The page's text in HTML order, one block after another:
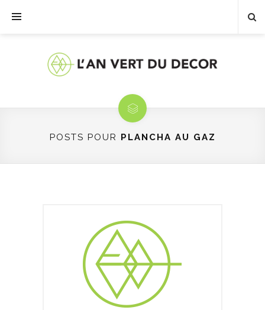
POSTS POUR PLANCHA AU GAZ